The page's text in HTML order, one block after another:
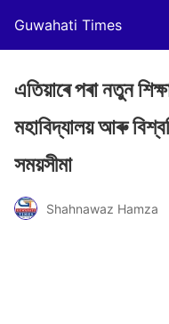
Guwahati Times
এতিয়াৰে পৰা নতুন
মহাবিদ্যালয় আৰু
সময়সীমা
Shahnawaz Hamza